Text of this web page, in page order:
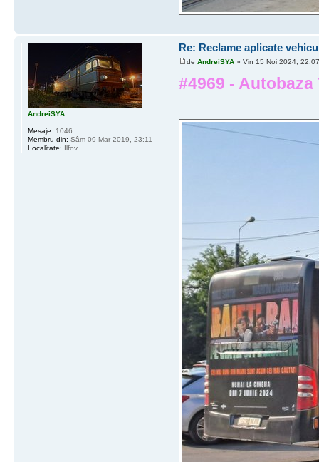
Re: Reclame aplicate
de AndreiSYA» Vin 15 Noi 2024, 22:07
#4969 -
AndreiSYA
Mesaje: 1046
Membru din: Sâm 09 Mar 2019, 23:11
Localitate: Ilfov